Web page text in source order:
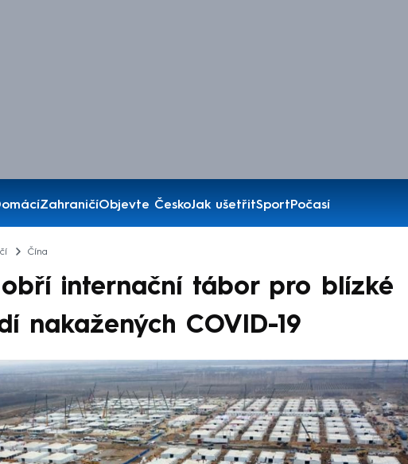
ZahraničíObjevte ČeskoJak ušetřitSportPočasí
Čína
internační tábor pro blízké
nakažených COVID-19